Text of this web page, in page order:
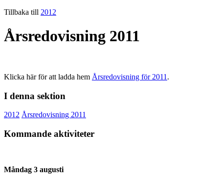
Tillbaka till 2012
Årsredovisning 2011
Klicka här för att ladda hem Årsredovisning för 2011 .
I denna sektion
2012 Årsredovisning 2011
Kommande aktiviteter
Måndag 3 augusti